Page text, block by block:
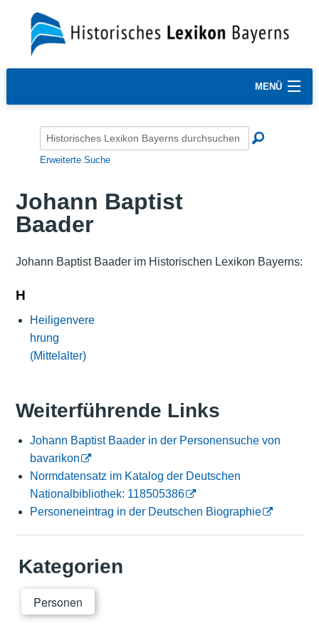
MENÜ
Erweiterte Suche
Johann Baptist
Baader
Johann Baptist Baader im Historischen Lexikon Bayerns:
H
Heiligenvere
hrung
(Mittelalter)
Weiterführende Links
Johann Baptist Baader in der Personensuche von
bavarikon
Normdatensatz im Katalog der Deutschen
Nationalbibliothek: 118505386
Personeneintrag in der Deutschen Biographie
Kategorien
Personen